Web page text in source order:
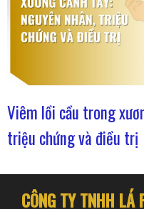
Viêm lồi cầu trong
triệu chứng và điều trị
CÔNG TY TNHH LÁ